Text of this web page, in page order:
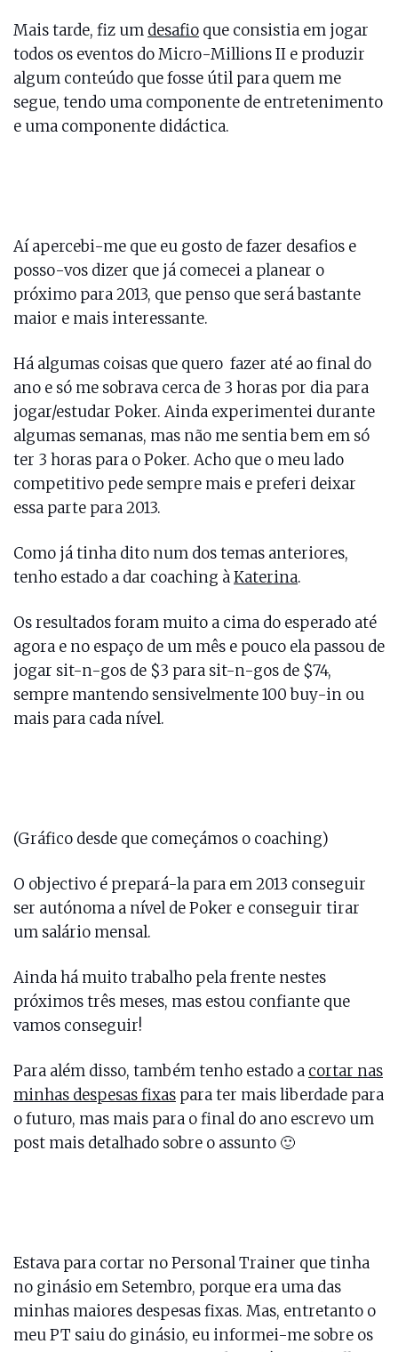
Mais tarde, fiz um desafio que consistia em jogar
todos os eventos do Micro-Millions II e produzir
algum conteúdo que fosse útil para quem me
segue, tendo uma componente de entretenimento
e uma componente didáctica.
Aí apercebi-me que eu gosto de fazer desafios e
posso-vos dizer que já comecei a planear o
próximo para 2013, que penso que será bastante
maior e mais interessante.
Há algumas coisas que quero fazer até ao final do
ano e só me sobrava cerca de 3 horas por dia para
jogar/estudar Poker. Ainda experimentei durante
algumas semanas, mas não me sentia bem em só
ter 3 horas para o Poker. Acho que o meu lado
competitivo pede sempre mais e preferi deixar
essa parte para 2013.
Como já tinha dito num dos temas anteriores,
tenho estado a dar coaching àKaterina.
Os resultados foram muito a cima do esperado até
agora e no espaço de um mês e pouco ela passou de
jogar sit-n-gos de $3 para sit-n-gos de $74,
sempre mantendo sensivelmente 100 buy-in ou
mais para cada nível.
(Gráfico desde que começámos o coaching)
O objectivo é prepará-la para em 2013 conseguir
ser autónoma a nível de Poker e conseguir tirar
um salário mensal.
Ainda há muito trabalho pela frente nestes
próximos três meses, mas estou confiante que
vamos conseguir!
Para além disso, também tenho estado a cortar nas
minhas despesas fixas para ter mais liberdade para
o futuro, mas mais para o final do ano escrevo um
post mais detalhado sobre o assunto 🙂
Estava para cortar no Personal Trainer que tinha
no ginásio em Setembro, porque era uma das
minhas maiores despesas fixas. Mas, entretanto o
meu PT saiu do ginásio, eu informei-me sobre os